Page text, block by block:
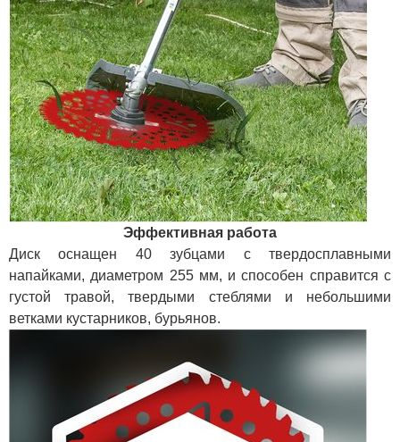
Эффективная работа
Диск оснащен 40 зубцами с твердосплавными
напайками, диаметром 255 мм, и способен справится с
густой травой, твердыми стеблями и небольшими
ветками кустарников, бурьянов.